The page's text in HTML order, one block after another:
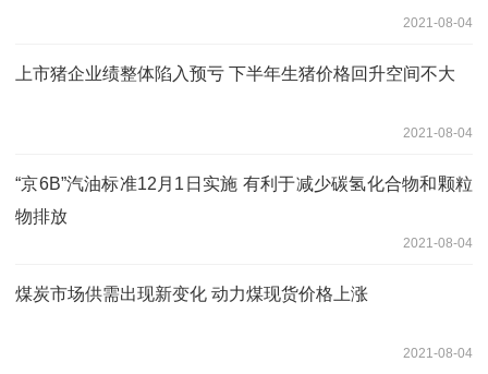
2021-08-04
上市猪企业绩整体陷入预亏 下半年生猪价格回升空间不大
2021-08-04
“京6B”汽油标准12月1日实施 有利于减少碳氢化合物和颗粒
物排放
2021-08-04
煤炭市场供需出现新变化 动力煤现货价格上涨
2021-08-04